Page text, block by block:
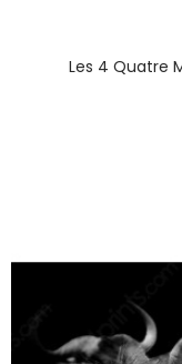
Les 4 Quatre